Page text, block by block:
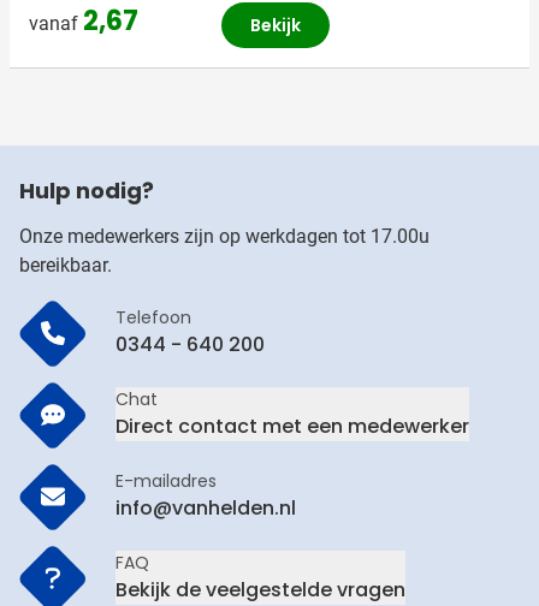
vanaf 2,67 Bekijk
Hulp nodig?
Onze medewerkers zijn op werkdagen tot 17.00u
bereikbaar.
Telefoon
0344 - 640 200
Chat
Direct contact met een medewerker
E-mailadres
info@vanhelden.nl
FAQ
Bekijk de veelgestelde vragen